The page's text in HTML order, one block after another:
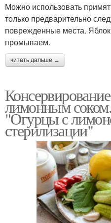
Можно использовать
только предварительно
поврежденные места.
промываем.
читать дальше →
лимонным
"Огурцы с
стерилизации"